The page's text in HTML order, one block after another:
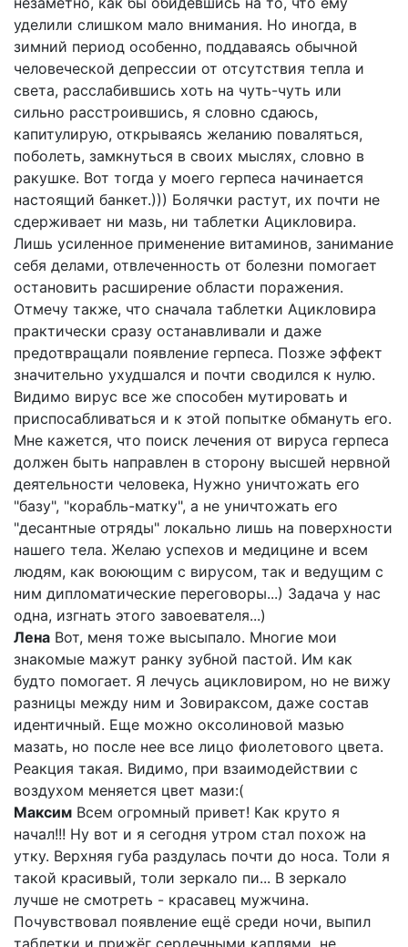
уделили слишком мало внимания. Но иногда, в
зимний период особенно, поддаваясь обычной
человеческой депрессии от отсутствия тепла и
света, расслабившись хоть на чуть-чуть или
сильно расстроившись, я словно сдаюсь,
капитулирую, открываясь желанию поваляться,
поболеть, замкнуться в своих мыслях, словно в
ракушке. Вот тогда у моего герпеса начинается
настоящий банкет.))) Болячки растут, их почти не
сдерживает ни мазь, ни таблетки Ацикловира.
Лишь усиленное применение витаминов, занимание
себя делами, отвлеченность от болезни помогает
остановить расширение области поражения.
Отмечу также, что сначала таблетки Ацикловира
практически сразу останавливали и даже
предотвращали появление герпеса. Позже эффект
значительно ухудшался и почти сводился к нулю.
Видимо вирус все же способен мутировать и
приспосабливаться и к этой попытке обмануть его.
Мне кажется, что поиск лечения от вируса герпеса
должен быть направлен в сторону высшей нервной
деятельности человека, Нужно уничтожать его
"базу", "корабль-матку", а не уничтожать его
"десантные отряды" локально лишь на поверхности
нашего тела. Желаю успехов и медицине и всем
людям, как воюющим с вирусом, так и ведущим с
ним дипломатические переговоры...) Задача у нас
одна, изгнать этого завоевателя...)
Лена Вот, меня тоже высыпало. Многие мои
знакомые мажут ранку зубной пастой. Им как
будто помогает. Я лечусь ацикловиром, но не вижу
разницы между ним и Зовираксом, даже состав
идентичный. Еще можно оксолиновой мазью
мазать, но после нее все лицо фиолетового цвета.
Реакция такая. Видимо, при взаимодействии с
воздухом меняется цвет мази:(
Максим Всем огромный привет! Как круто я
начал!!! Ну вот и я сегодня утром стал похож на
утку. Верхняя губа раздулась почти до носа. Толи я
такой красивый, толи зеркало пи... В зеркало
лучше не смотреть - красавец мужчина.
Почувствовал появление ещё среди ночи, выпил
таблетки и прижёг сердечными каплями, не